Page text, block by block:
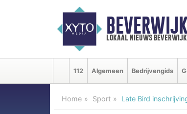
lokaal nieuws beverwijk
112 Algemeen Bedrijvengids
Home Sport Late Bird